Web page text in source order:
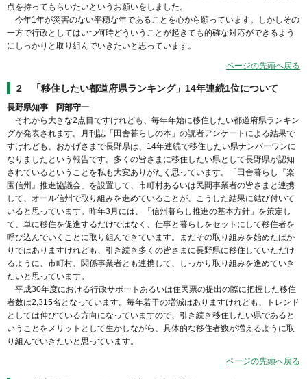
点を持ってもらいたいというお願いをしました。
今年1年が災害のない平穏な年であることを心から願っています。しかしその
一方で行政としてはいつ何時どういうことが起きても的確な対応ができるよう
にしっかりと取り組んでいきたいと思っています。
ページの先頭へ戻る
2 「移住したい都道府県ランキング」14年連続1位について
長野県知事 阿部守一
それから大きな2点目ですけれども、毎年年始に移住したい都道府県ランキン
グが発表されます。月刊誌「田舎暮らしの本」の読者アンケートによる結果で
すけれども、おかげさまで長野県は、14年連続で移住したい県ナンバーワンに
なりましたという報告です。多くの皆さまに移住したい県として長野県が認知
されているということを私も大変ありがたく思っています。「田舎暮らし『楽
園信州』推進協議会」を設置して、市町村あるいは民間事業者の皆さまと連携
して、オール信州で取り組みを進めていることが、こうした結果に結び付いて
いると思っています。昨年3月には、「信州暮らし推進の基本方針」を策定し
て、単に移住を促進するだけではなく、仕事と暮らしをセットにして移住者を
呼び込んでいくことに取り組んできています。まだその取り組みを始めたばか
りではありますけれども、引き続き多くの皆さまに長野県に移住していただけ
るように、市町村、関係事業者とも連携して、しっかり取り組みを進めていき
たいと思っています。
平成30年度における行政サポートあるいは住民票の提出の際に把握した移住
者数は2,315名となっています。毎年若干の増減はありますけれども、トレンド
としては伸びている方向になっていますので、引き続き移住したい県であると
いうことをメリットとして生かしながら、具体的な移住者数が増えるように取
り組んでいきたいと思っています。
ページの先頭へ戻る